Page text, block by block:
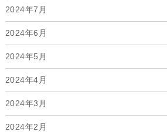
2024年7月
2024年6月
2024年5月
2024年4月
2024年3月
2024年2月